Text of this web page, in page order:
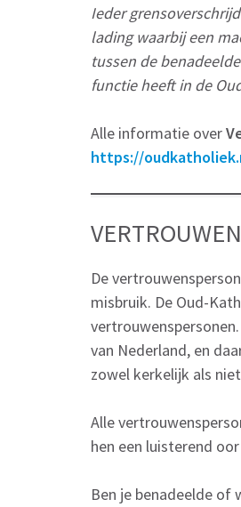
Ieder
lading waarbij een
tussen de
functie heeft in de
Alle informatie over
https://
De
misbruik. De Oud-
van Nederland, en
zowel kerkelijk als
Alle
hen een luisterend
Ben je benadeelde of